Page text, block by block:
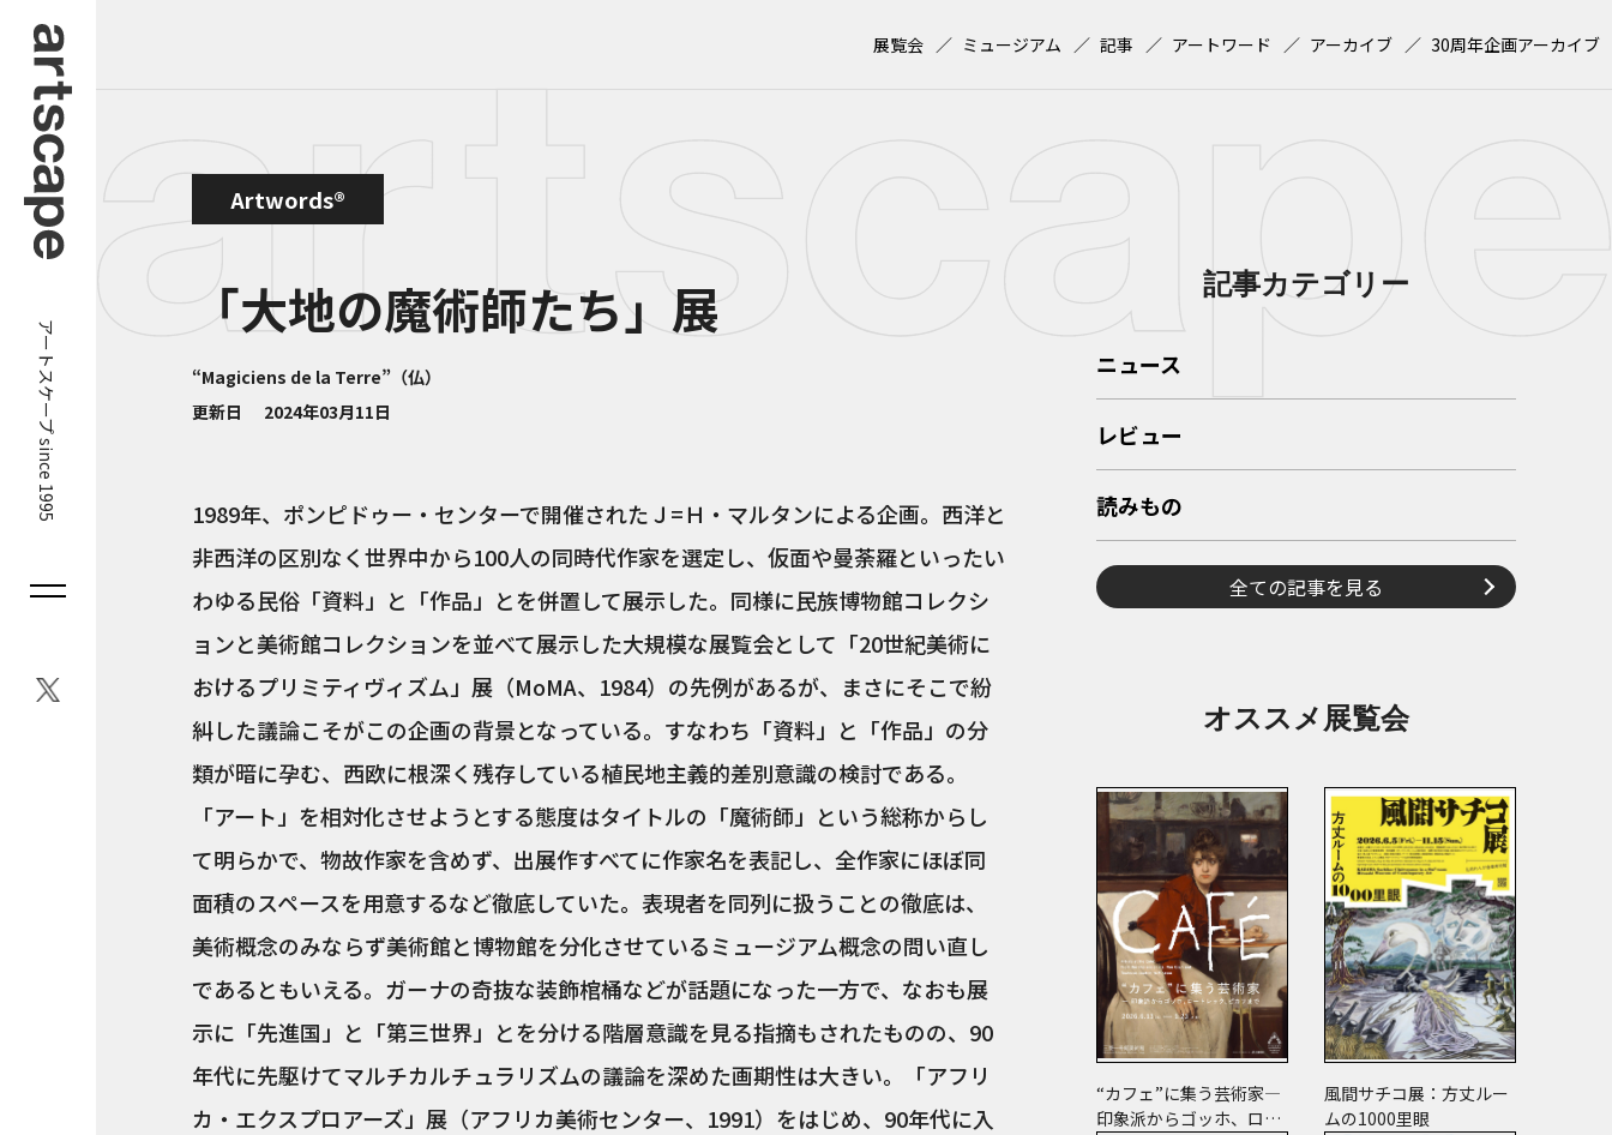
アートスケープ since 1995
展覧会 ミュージアム 記事 アートワード アーカイブ 30周年企画アーカイブ
Artwords®
「大地の魔術師たち」展
“Magiciens de la Terre”（仏）
更新日
2024年03月11日
1989年、ポンピドゥー・センターで開催されたＪ=Ｈ・マルタンによる企画。西洋と
非西洋の区別なく世界中から100人の同時代作家を選定し、仮面や曼荼羅といったい
わゆる民俗「資料」と「作品」とを併置して展示した。同様に民族博物館コレクシ
ョンと美術館コレクションを並べて展示した大規模な展覧会として「20世紀美術に
おけるプリミティヴィズム」展（MoMA、1984）の先例があるが、まさにそこで紛
糾した議論こそがこの企画の背景となっている。すなわち「資料」と「作品」の分
類が暗に孕む、西欧に根深く残存している植民地主義的差別意識の検討である。
「アート」を相対化させようとする態度はタイトルの「魔術師」という総称からし
て明らかで、物故作家を含めず、出展作すべてに作家名を表記し、全作家にほぼ同
面積のスペースを用意するなど徹底していた。表現者を同列に扱うことの徹底は、
美術概念のみならず美術館と博物館を分化させているミュージアム概念の問い直し
であるともいえる。ガーナの奇抜な装飾棺桶などが話題になった一方で、なおも展
示に「先進国」と「第三世界」とを分ける階層意識を見る指摘もされたものの、90
年代に先駆けてマルチカルチュラリズムの議論を深めた画期性は大きい。「アフリ
カ・エクスプロアーズ」展（アフリカ美術センター、1991）をはじめ、90年代に入
記事カテゴリー
ニュース
レビュー
読みもの
全ての記事を見る
オススメ展覧会
“カフェ”に集う芸術家―
印象派からゴッホ、ロー
風間サチコ展：方丈ルー
ムの1000里眼